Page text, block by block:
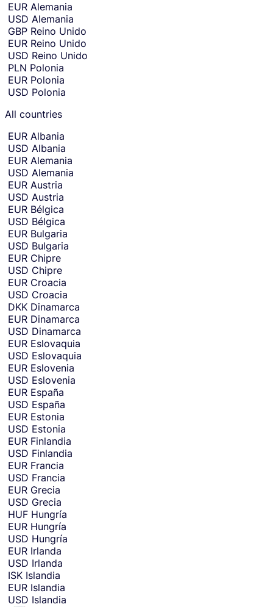
e
h
e
c
o
u
n
t
y
o
c
u
e
n
c
y
y
o
u
w
a
n
o
s
e
n
d
m
o
n
e
y
o
m
country
and
currency
selection
and
move
to
sending
amount
entry.
EUR Alemania
USD Alemania
GBP Reino Unido
EUR Reino Unido
USD Reino Unido
PLN Polonia
EUR Polonia
USD Polonia
All countries
EUR Albania
USD Albania
EUR Alemania
USD Alemania
EUR Austria
USD Austria
EUR Bélgica
USD Bélgica
EUR Bulgaria
USD Bulgaria
EUR Chipre
USD Chipre
EUR Croacia
USD Croacia
DKK Dinamarca
EUR Dinamarca
USD Dinamarca
EUR Eslovaquia
USD Eslovaquia
EUR Eslovenia
USD Eslovenia
EUR España
USD España
EUR Estonia
USD Estonia
EUR Finlandia
USD Finlandia
EUR Francia
USD Francia
EUR Grecia
USD Grecia
HUF Hungría
EUR Hungría
USD Hungría
EUR Irlanda
USD Irlanda
ISK Islandia
EUR Islandia
USD Islandia